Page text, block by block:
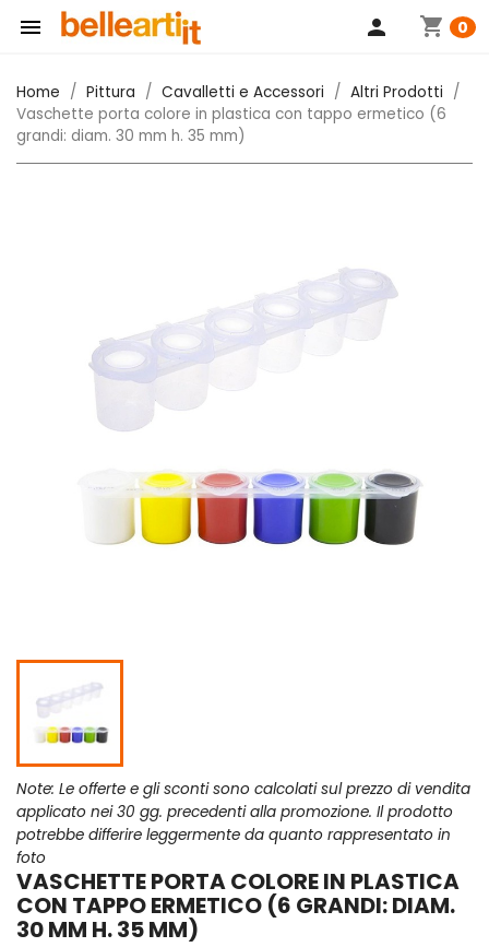
 shopping_cart 0
person
Home Pittura Cavalletti e Accessori
Altri Prodotti
Vaschette porta colore in plastica con tappo ermetico (6
grandi: diam. 30 mm h. 35 mm)
Note: Le offerte e gli sconti sono calcolati sul prezzo di vendita
applicato nei 30 gg. precedenti alla promozione. Il prodotto
potrebbe differire leggermente da quanto rappresentato in
foto
VASCHETTE PORTA COLORE IN PLASTICA
CON TAPPO ERMETICO (6 GRANDI: DIAM.
30 MM H. 35 MM)